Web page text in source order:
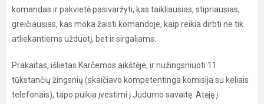
komandas ir pakvietė pasivaržyti, kas taikliausias, stipriausias,
greičiausias, kas moka žaisti komandoje, kaip reikia dirbti ne tik
atliekantiems užduotį, bet ir sirgaliams.
Prakaitas, išlietas Karčemos aikštėje, ir nužingsniuoti 11
tūkstančių žingsnių (skaičiavo kompetentinga komisija su keliais
telefonais), tapo puikia įvestimi į Judumo savaitę. Atėję į